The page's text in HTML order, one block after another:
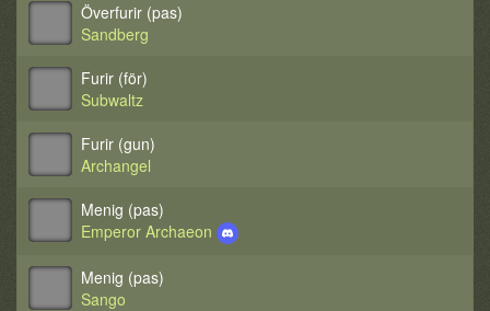
Överfurir (pas)
Sandberg
Furir (för)
Subwaltz
Furir (gun)
Archangel
Menig (pas)
Emperor Archaeon
Menig (pas)
Sango